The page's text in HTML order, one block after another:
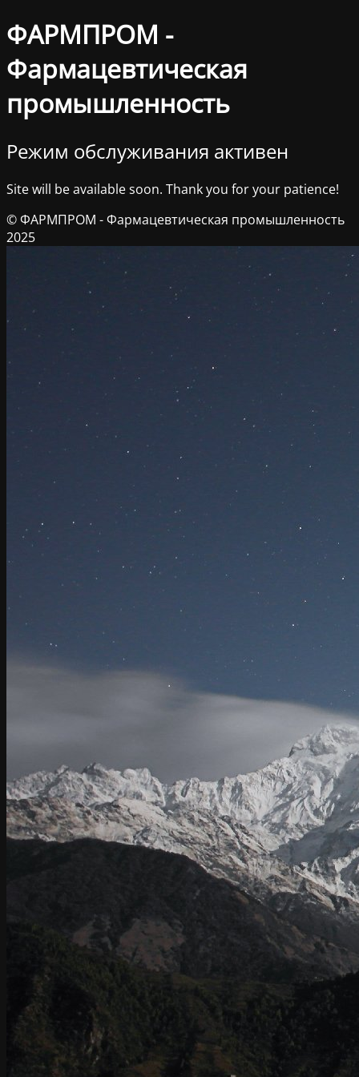
ФАРМПРОМ -
Фармацевтическая
промышленность
Режим обслуживания активен
Site will be available soon. Thank you for your patience!
© ФАРМПРОМ - Фармацевтическая промышленность
2025